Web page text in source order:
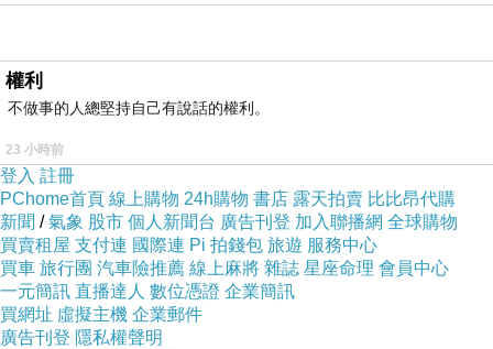
我們耐心看了許久，終於看到一隻細腰蜂找到牠的窩了。
圖 1.紅腳細腰蜂把巢穴的封土打開、清理。
圖2.細腰蜂拖著螽斯準備進入巢穴。
圖3.拖 ......
權利
不做事的人總堅持自己有說話的權利。
23 小時前
登入 註冊
PChome首頁 線上購物 24h購物 書店 露天拍賣 比比昂代購
新聞 /氣象 股市 個人新聞台 廣告刊登 加入聯播網 全球購物
買賣租屋 支付連 國際連 Pi 拍錢包 旅遊 服務中心
買車 旅行團 汽車險推薦 線上麻將 雜誌 星座命理 會員中心
一元簡訊 直播達人 數位憑證 企業簡訊
買網址 虛擬主機 企業郵件
廣告刊登 隱私權聲明